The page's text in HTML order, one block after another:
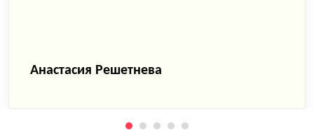
Анастасия Решетнева